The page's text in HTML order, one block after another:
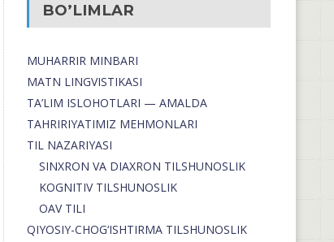
BO’LIMLAR
MUHARRIR MINBARI
MATN LINGVISTIKASI
TA’LIM ISLOHOTLARI — AMALDA
TAHRIRIYATIMIZ MEHMONLARI
TIL NAZARIYASI
SINXRON VA DIAXRON TILSHUNOSLIK
KOGNITIV TILSHUNOSLIK
OAV TILI
QIYOSIY-CHOG‘ISHTIRMA TILSHUNOSLIK